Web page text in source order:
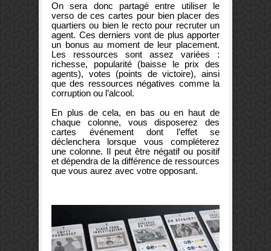
On sera donc partagé entre utiliser le
verso de ces cartes pour bien placer des
quartiers ou bien le recto pour recruter un
agent. Ces derniers vont de plus apporter
un bonus au moment de leur placement.
Les ressources sont assez variées :
richesse, popularité (baisse le prix des
agents), votes (points de victoire), ainsi
que des ressources négatives comme la
corruption ou l’alcool.
En plus de cela, en bas ou en haut de
chaque colonne, vous disposerez des
cartes événement dont l’effet se
déclenchera lorsque vous compléterez
une colonne. Il peut être négatif ou positif
et dépendra de la différence de ressources
que vous aurez avec votre opposant.